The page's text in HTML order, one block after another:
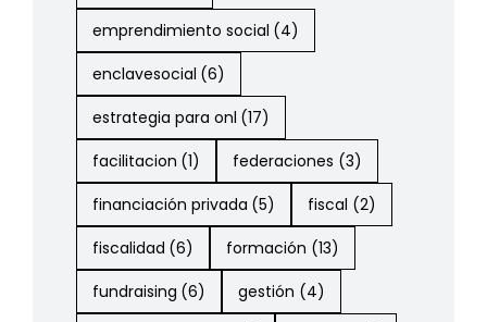
emprendimiento social (4)
enclavesocial (6)
estrategia para onl (17)
facilitacion (1) federaciones (3)
financiación privada (5) fiscal (2)
fiscalidad (6) formación (13)
fundraising (6) gestión (4)